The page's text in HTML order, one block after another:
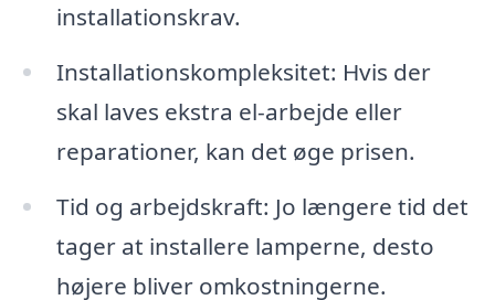
installationskrav.
Installationskompleksitet: Hvis der
skal laves ekstra el-arbejde eller
reparationer, kan det øge prisen.
Tid og arbejdskraft: Jo længere tid det
tager at installere lamperne, desto
højere bliver omkostningerne.